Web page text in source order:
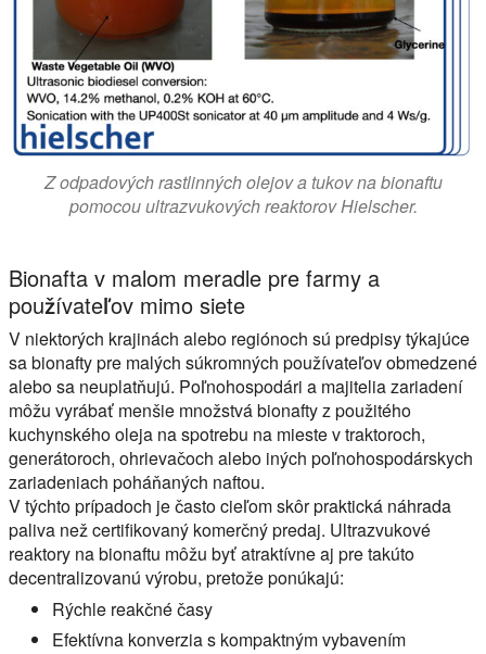
Z odpadových rastlinných olejov a tukov na bionaftu
pomocou ultrazvukových reaktorov Hielscher.
Bionafta v malom meradle pre farmy a
používateľov mimo siete
V niektorých krajinách alebo regiónoch sú predpisy týkajúce
sa bionafty pre malých súkromných používateľov obmedzené
alebo sa neuplatňujú. Poľnohospodári a majitelia zariadení
môžu vyrábať menšie množstvá bionafty z použitého
kuchynského oleja na spotrebu na mieste v traktoroch,
generátoroch, ohrievačoch alebo iných poľnohospodárskych
zariadeniach poháňaných naftou.
V týchto prípadoch je často cieľom skôr praktická náhrada
paliva než certifikovaný komerčný predaj. Ultrazvukové
reaktory na bionaftu môžu byť atraktívne aj pre takúto
decentralizovanú výrobu, pretože ponúkajú:
Rýchle reakčné časy
Efektívna konverzia s kompaktným vybavením